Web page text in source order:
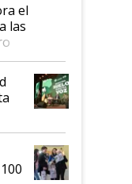
el
las
veo